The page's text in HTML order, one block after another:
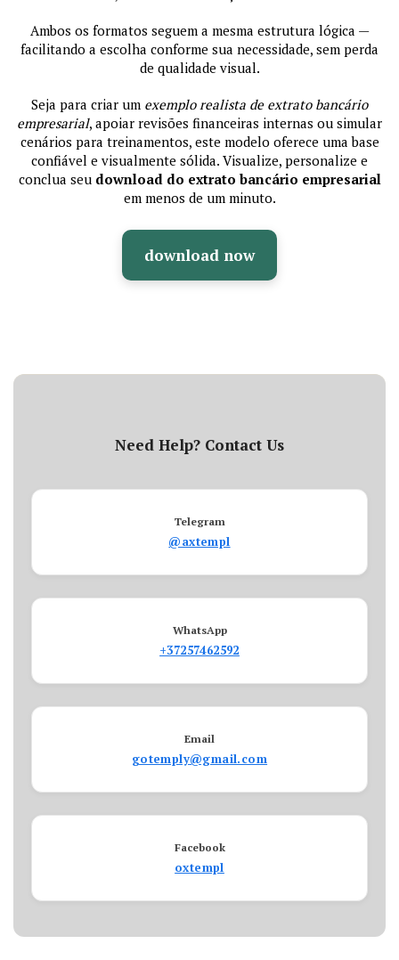
Ambos os formatos seguem a mesma estrutura lógica —
facilitando a escolha conforme sua necessidade, sem perda
de qualidade visual.
Seja para criar um exemplo realista de extrato bancário
empresarial, apoiar revisões financeiras internas ou simular
cenários para treinamentos, este modelo oferece uma base
confiável e visualmente sólida. Visualize, personalize e
conclua seu download do extrato bancário empresarial
em menos de um minuto.
download now
Need Help? Contact Us
Telegram
@axtempl
WhatsApp
+37257462592
Email
gotemply@gmail.com
Facebook
oxtempl